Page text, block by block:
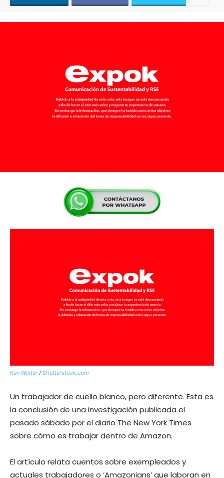
Ken Wolter/Shutterstock.com
Un trabajador de cuello blanco, pero diferente. Esta es
la conclusión de una investigación publicada el
pasado sábado por el diario The New York Times
sobre cómo es trabajar dentro de Amazon.
El artículo relata cuentos sobre exempleados y
actuales trabajadores o ‘Amazonians’ que laboran en